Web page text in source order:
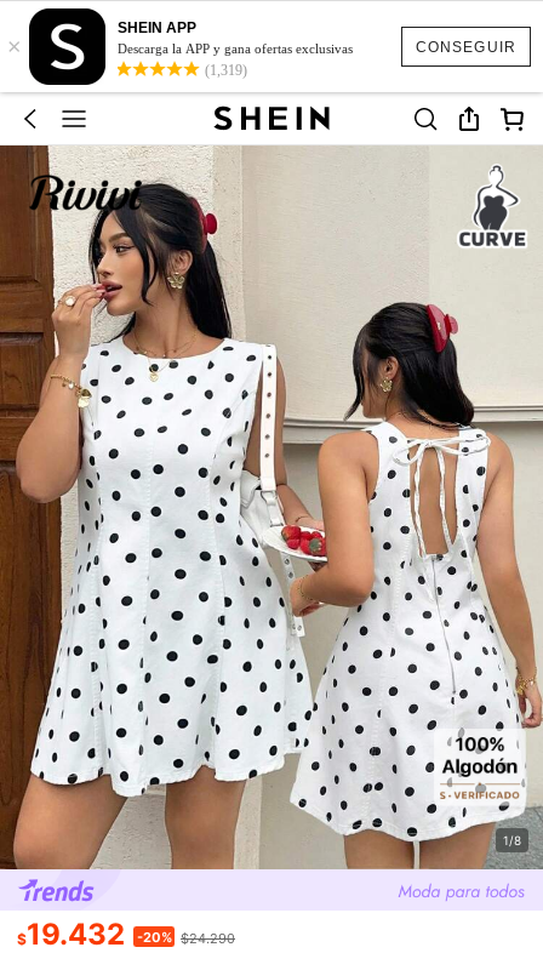
CONSEGUIR
×
SHEIN APP
Descarga la APP y gana ofertas exclusivas
(1,319)
1/8
$19.432 -20% $24.290